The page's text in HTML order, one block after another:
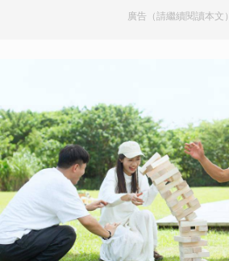
廣告（請繼續閱讀本文）